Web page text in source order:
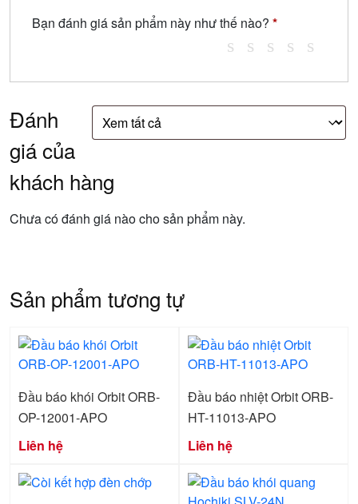
Bạn đánh giá sản phẩm này như thế nào? *
Đánh
giá của
khách hàng
Chưa có đánh giá nào cho sản phẩm này.
Sản phẩm tương tự
Đầu báo khói Orbit ORB-
OP-12001-APO
Liên hệ
Đầu báo nhiệt Orbit ORB-
HT-11013-APO
Liên hệ